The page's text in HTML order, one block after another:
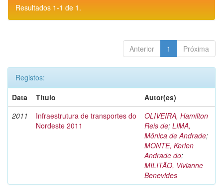
Resultados 1-1 de 1.
Anterior 1 Próxima
Registos:
Data
Título
Autor(es)
2011
Infraestrutura de transportes do
Nordeste 2011
OLIVEIRA, Hamilton
Reis de; LIMA,
Mônica de Andrade;
MONTE, Kerlen
Andrade do;
MILITÃO, Vivianne
Benevides